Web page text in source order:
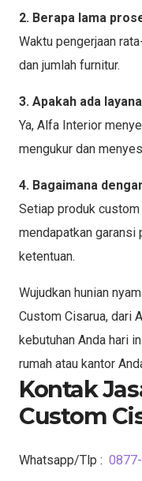
2. Berapa lama
Waktu pengerjaan
dan jumlah furnitur.
3. Apakah ada
Ya, Alfa Interior
mengukur dan
4. Bagaimana
Setiap produk
mendapatkan garansi
ketentuan.
Wujudkan hunian
Custom Cisarua, dari
kebutuhan Anda hari
rumah atau kantor
Kontak
Custom
Whatsapp/Tlp :